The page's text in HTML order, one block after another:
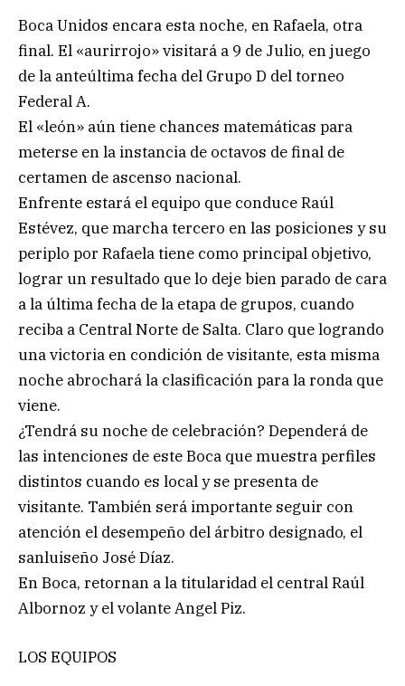
Boca Unidos encara esta noche, en Rafaela, otra
final. El «aurirrojo» visitará a 9 de Julio, en juego
de la anteúltima fecha del Grupo D del torneo
Federal A.
El «león» aún tiene chances matemáticas para
meterse en la instancia de octavos de final de
certamen de ascenso nacional.
Enfrente estará el equipo que conduce Raúl
Estévez, que marcha tercero en las posiciones y su
periplo por Rafaela tiene como principal objetivo,
lograr un resultado que lo deje bien parado de cara
a la última fecha de la etapa de grupos, cuando
reciba a Central Norte de Salta. Claro que logrando
una victoria en condición de visitante, esta misma
noche abrochará la clasificación para la ronda que
viene.
¿Tendrá su noche de celebración? Dependerá de
las intenciones de este Boca que muestra perfiles
distintos cuando es local y se presenta de
visitante. También será importante seguir con
atención el desempeño del árbitro designado, el
sanluiseño José Díaz.
En Boca, retornan a la titularidad el central Raúl
Albornoz y el volante Angel Piz.
LOS EQUIPOS